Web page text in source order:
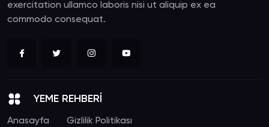
exercitation ullamco laboris nisi ut aliquip ex ea
commodo consequat.
YEME REHBERİ
Anasayfa Gizlilik Politikası